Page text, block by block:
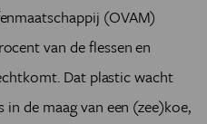
(OVAM)
van de flessen en
Dat plastic wacht
de maag van een (zee)koe,